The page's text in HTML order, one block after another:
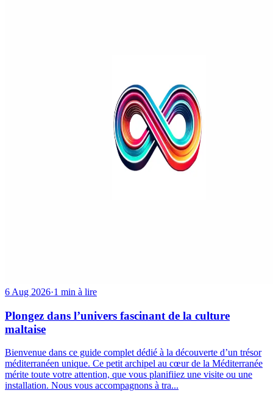
6 Aug 2026·1 min à lire
Plongez dans l’univers fascinant de la culture
maltaise
Bienvenue dans ce guide complet dédié à la découverte d’un trésor
méditerranéen unique. Ce petit archipel au cœur de la Méditerranée
mérite toute votre attention, que vous planifiiez une visite ou une
installation. Nous vous accompagnons à tra...